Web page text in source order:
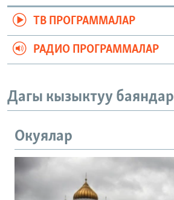
ТВ ПРОГРАММАЛАР
РАДИО ПРОГРАММАЛАР
Дагы кызыктуу баяндар
Окуялар